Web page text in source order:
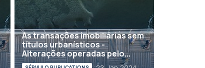
As transações imobiliárias sem
títulos urbanísticos -
Alterações operadas pelo...